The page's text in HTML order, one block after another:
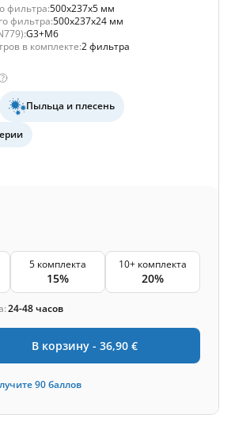
фильтра:500x237x5 мм
фильтра:500x237x24 мм
G3+M6
в комплекте:2 фильтра
Пыльца и плесень
5 комплекта
15%
10+ комплекта
20%
24-48 часов
В корзину - 36,90 €
90баллов